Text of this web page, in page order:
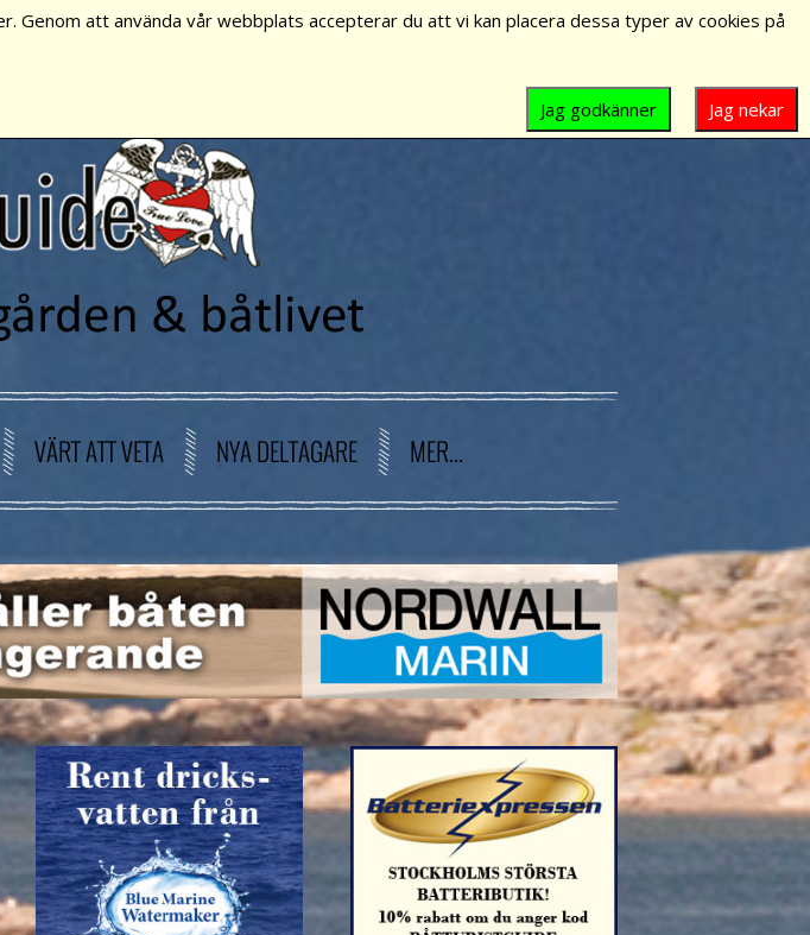
VÄRT ATT VETA NYA DELTAGARE MER...
att använda vår webbplats accepterar du att vi kan placera dessa typer av cookies på
Jag nekar
Jag godkänner